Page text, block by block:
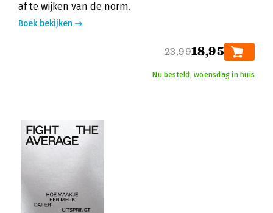
af te wijken van de norm.
Boek bekijken
23,9918,95
Nu besteld, woensdag in huis